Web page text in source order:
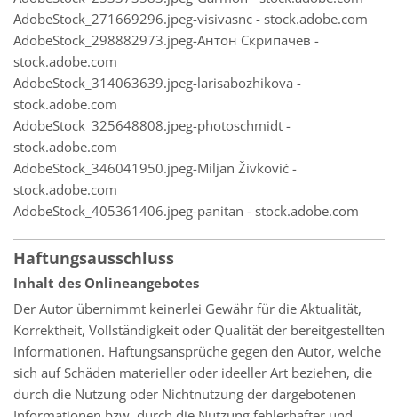
AdobeStock_271669296.jpeg-visivasnc - stock.adobe.com
AdobeStock_298882973.jpeg-Антон Скрипачев -
stock.adobe.com
AdobeStock_314063639.jpeg-larisabozhikova -
stock.adobe.com
AdobeStock_325648808.jpeg-photoschmidt -
stock.adobe.com
AdobeStock_346041950.jpeg-Miljan Živković -
stock.adobe.com
AdobeStock_405361406.jpeg-panitan - stock.adobe.com
Haftungsausschluss
Inhalt des Onlineangebotes
Der Autor übernimmt keinerlei Gewähr für die Aktualität,
Korrektheit, Vollständigkeit oder Qualität der bereitgestellten
Informationen. Haftungsansprüche gegen den Autor, welche
sich auf Schäden materieller oder ideeller Art beziehen, die
durch die Nutzung oder Nichtnutzung der dargebotenen